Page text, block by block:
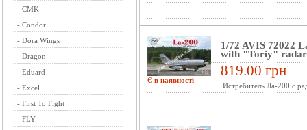
- CMK
- Condor
- Dora Wings
- Dragon
- Eduard
- Excel
- First To Fight
- FLY
Є в наявності
1/72 AVIS 72022
with "Toriy" radar
819.00 грн
Истребитель Ла-200 с